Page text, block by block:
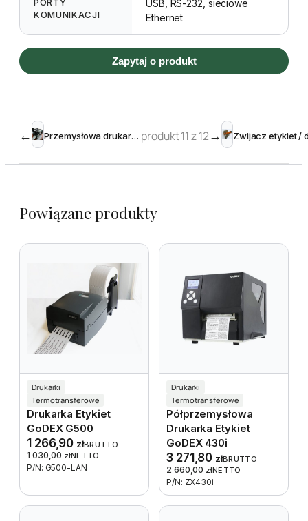
KOMUNIKACJI
USB, RS-232, sieciowe
Ethernet
Zapytaj o produkt
← Przemysłowa drukarka etykiet EZ2250i 4″ 203dpi produkt 11 z 12→
Powiązane produkty
Drukarki
Termotransferowe
Drukarka Etykiet
GoDEX G500
1 266,90 złBRUTTO
1 030,00 złNETTO
P/N: G500-LAN
Drukarki
Termotransferowe
Półprzemysłowa
Drukarka Etykiet
GoDEX 430i
3 271,80 złBRUTTO
2 660,00 złNETTO
P/N: ZX430i